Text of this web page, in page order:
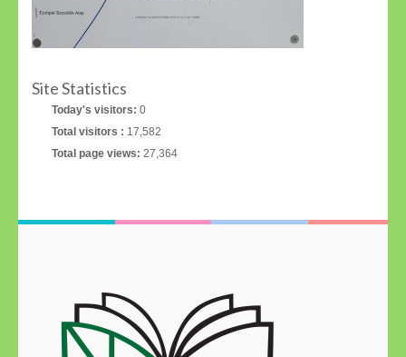
Site Statistics
Today's visitors: 0
Total visitors : 17,582
Total page views: 27,364